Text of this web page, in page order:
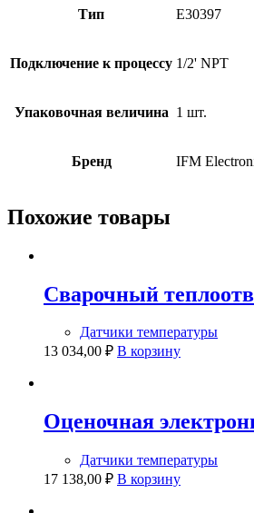
Тип E30397
Подключение к процессу 1/2' NPT
Упаковочная величина 1 шт.
Бренд IFM
Похожие товары
Сварочный
Датчики температуры
13 034,00 ₽ В корзину
Оценочная
Датчики температуры
17 138,00 ₽ В корзину